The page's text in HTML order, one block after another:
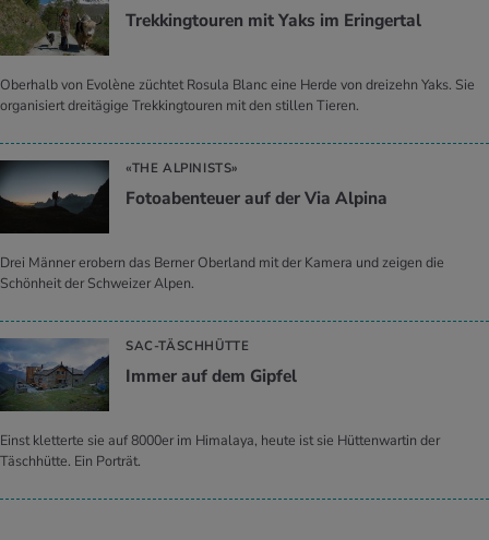
Trek­king­tou­ren mit Yaks im Er­in­ger­tal
Oberhalb von Evolène züchtet Rosula Blanc eine Herde von dreizehn Yaks. Sie
organisiert dreitägige Trekkingtouren mit den stillen Tieren.
«THE ALPINISTS»
Fo­to­aben­teu­er auf der Via Al­pi­na
Drei Männer erobern das Berner Oberland mit der Kamera und zeigen die
Schönheit der Schweizer Alpen.
SAC-TÄSCHHÜTTE
Immer auf dem Gip­fel
Einst kletterte sie auf 8000er im Himalaya, heute ist sie Hüttenwartin der
Täschhütte. Ein Porträt.